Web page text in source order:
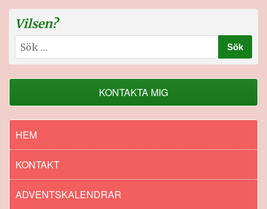
Vilsen?
Sök
efter:
KONTAKTA MIG
HEM
KONTAKT
ADVENTSKALENDRAR